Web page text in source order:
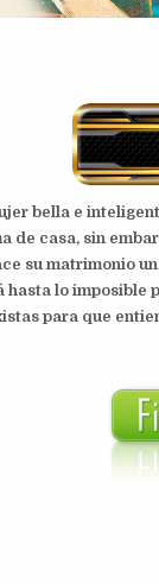
bella e
de casa, sin
su matrimonio
hasta lo imposible
para que